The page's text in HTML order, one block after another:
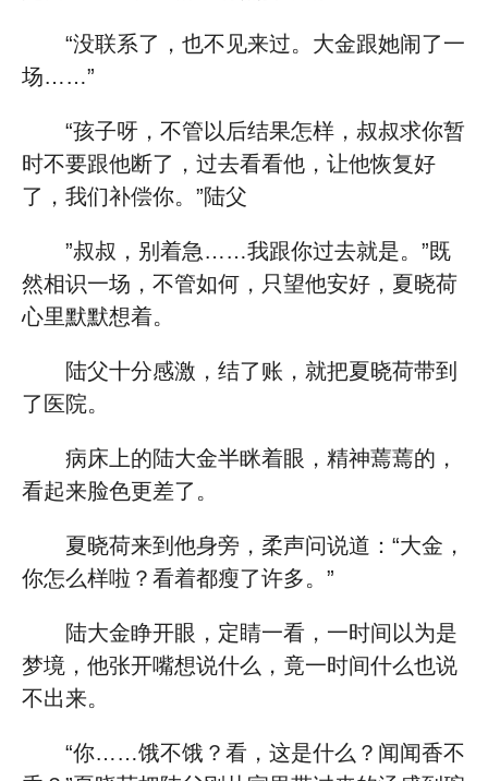
“没联系了，也不见来过。大金跟她闹了一
场……”
“孩子呀，不管以后结果怎样，叔叔求你暂
时不要跟他断了，过去看看他，让他恢复好
了，我们补偿你。”陆父
”叔叔，别着急……我跟你过去就是。”既
然相识一场，不管如何，只望他安好，夏晓荷
心里默默想着。
陆父十分感激，结了账，就把夏晓荷带到
了医院。
病床上的陆大金半眯着眼，精神蔫蔫的，
看起来脸色更差了。
夏晓荷来到他身旁，柔声问说道：“大金，
你怎么样啦？看着都瘦了许多。”
陆大金睁开眼，定睛一看，一时间以为是
梦境，他张开嘴想说什么，竟一时间什么也说
不出来。
“你……饿不饿？看，这是什么？闻闻香不